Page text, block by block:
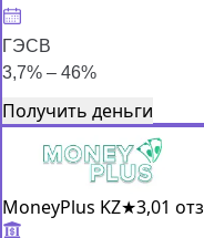
ГЭСВ
3,7% – 46%
Получить деньги
MoneyPlus KZ★3,01